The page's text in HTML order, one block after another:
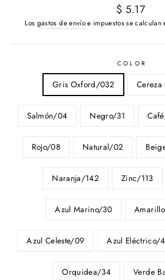
Precio
habitual
$ 5.17
Los gastos de envíoe impuestos se calculan
COLOR
Gris Oxford/032
Salmón/04 Negro/31
Rojo/08 Natural/02
Naranja/142 Zinc/113
Azul Marino/30
Azul Celeste/09 Azul Eléctrico/
Orquidea/34 Verde